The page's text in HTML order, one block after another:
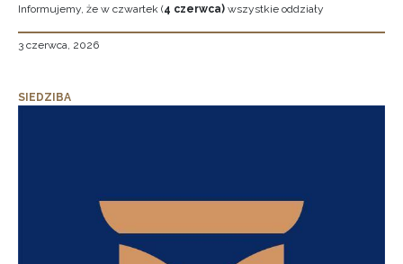
Informujemy, że w czwartek (4 czerwca) wszystkie oddziały
3 czerwca, 2026
SIEDZIBA